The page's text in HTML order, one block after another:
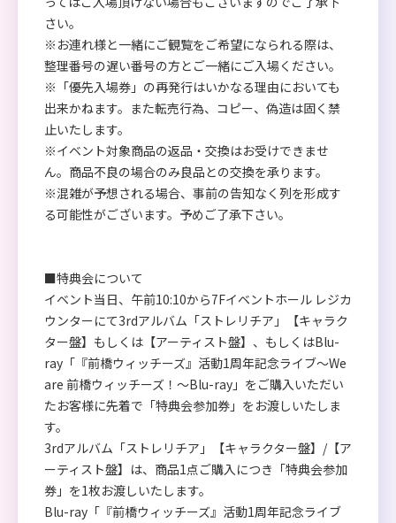
さい。
※お連れ様と一緒にご観覧をご希望になられる際は、
整理番号の遅い番号の方とご一緒にご入場ください。
※「優先入場券」の再発行はいかなる理由においても
出来かねます。また転売行為、コピー、偽造は固く禁
止いたします。
※イベント対象商品の返品・交換はお受けできませ
ん。商品不良の場合のみ良品との交換を承ります。
※混雑が予想される場合、事前の告知なく列を形成す
る可能性がございます。予めご了承下さい。
■特典会について
イベント当日、午前10:10から7Fイベントホール レジカ
ウンターにて3rdアルバム「ストレリチア」【キャラク
ター盤】もしくは【アーティスト盤】、もしくはBlu-
ray「『前橋ウィッチーズ』活動1周年記念ライブ～We
are 前橋ウィッチーズ！～Blu-ray」をご購入いただい
たお客様に先着で「特典会参加券」をお渡しいたしま
す。
3rdアルバム「ストレリチア」【キャラクター盤】/【ア
ーティスト盤】は、商品1点ご購入につき「特典会参加
券」を1枚お渡しいたします。
Blu-ray「『前橋ウィッチーズ』活動1周年記念ライブ